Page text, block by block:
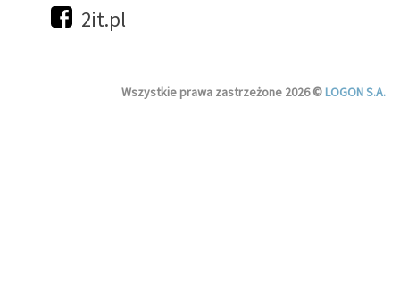
2it.pl
Wszystkie prawa zastrzeżone 2026 ©LOGON S.A.